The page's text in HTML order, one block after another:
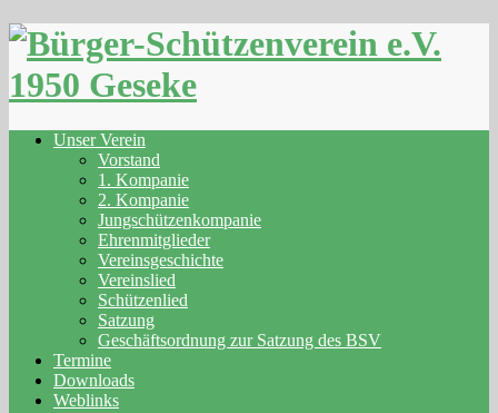
Skip
content
Unser Verein
Vorstand
1. Kompanie
2. Kompanie
Jungschützenkompanie
Ehrenmitglieder
Vereinsgeschichte
Vereinslied
Schützenlied
Satzung
Geschäftsordnung zur Satzung des BSV
Termine
Downloads
Weblinks